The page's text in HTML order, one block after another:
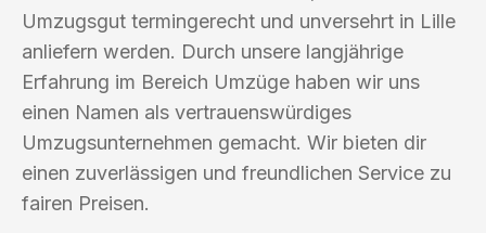
Umzugsgut termingerecht und unversehrt in Lille
anliefern werden. Durch unsere langjährige
Erfahrung im Bereich Umzüge haben wir uns
einen Namen als vertrauenswürdiges
Umzugsunternehmen gemacht. Wir bieten dir
einen zuverlässigen und freundlichen Service zu
fairen Preisen.